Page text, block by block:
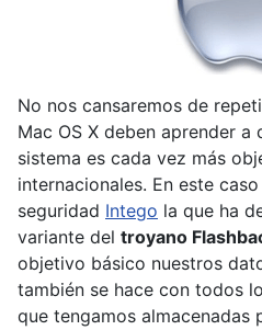
No nos cansaremos de
Mac OS X deben aprender a
sistema es cada vez más
internacionales. En este
seguridad Intego la que ha
variante del troyano
objetivo básico nuestros
también se hace con todos
que tengamos almacenadas